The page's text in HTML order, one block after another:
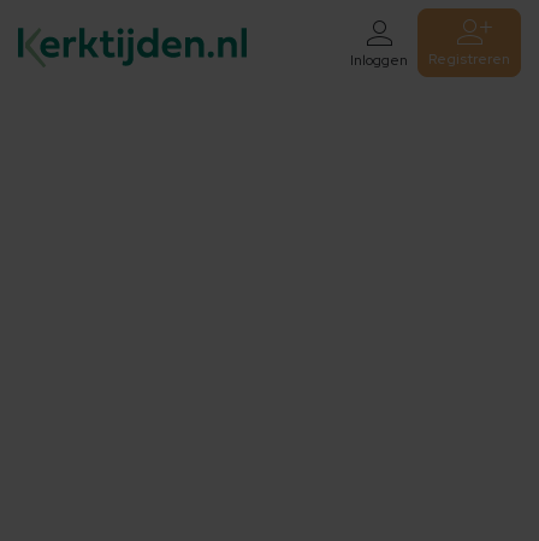
Inloggen Registreren